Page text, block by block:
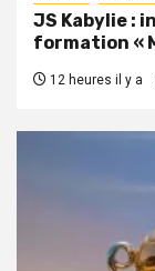
JS Kabylie :
formation «
12 heures il y a